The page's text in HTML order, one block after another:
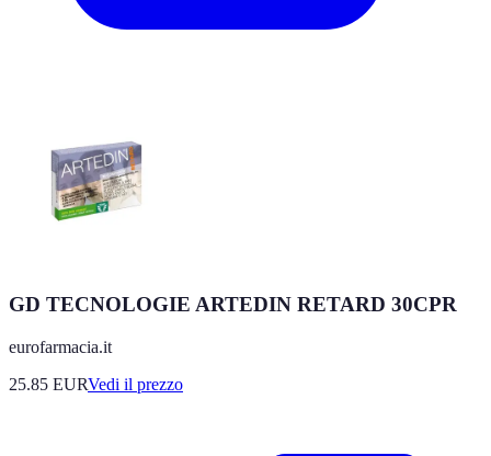
GD TECNOLOGIE ARTEDIN RETARD 30CPR
eurofarmacia.it
25.85 EURVedi il prezzo